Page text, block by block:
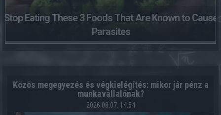
Stop Eating These 3 Foods That Are Known to Cause
Parasites
Közös megegyezés és végkielégítés: mikor jár pénz a
munkavállalónak?
2026.08.07. 14:54